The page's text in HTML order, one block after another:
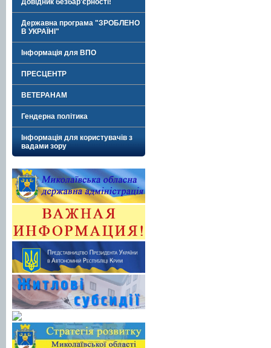
Довідник безбар'єрності!
Державна програма "ЗРОБЛЕНО
В УКРАЇНІ"
Інформація для ВПО
ПРЕСЦЕНТР
ВЕТЕРАНАМ
Гендерна політика
Інформація для користувачів з
вадами зору